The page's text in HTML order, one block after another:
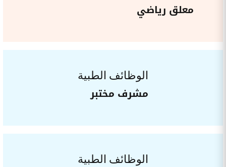
معلق رياضي
الوظائف الطبية
مشرف مختبر
الوظائف الطبية